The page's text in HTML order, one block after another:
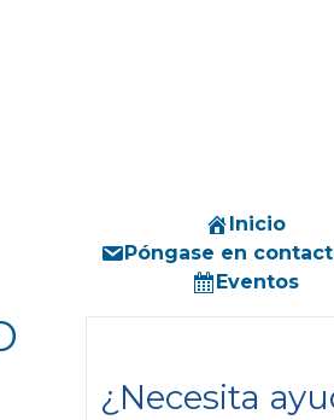
Inicio
Póngase en
Eventos
¿Necesita